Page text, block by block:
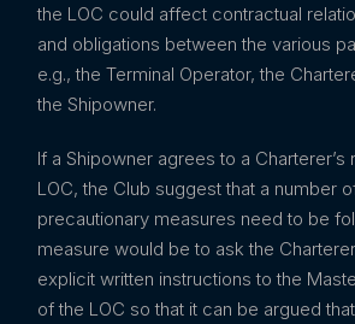
the LOC could affect contractual
and obligations between the various
e.g., the Terminal Operator, the
the Shipowner.
If a Shipowner agrees to a Charterer’s
LOC, the Club suggest that a number
precautionary measures need to be
measure would be to ask the
explicit written instructions to the
of the LOC so that it can be argued